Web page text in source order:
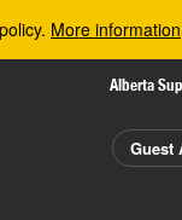
More information
Alberta
Guest